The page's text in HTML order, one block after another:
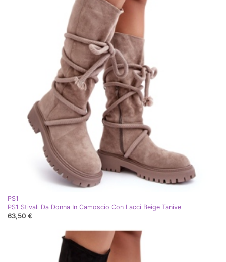
PS1
PS1 Stivali Da Donna In Camoscio Con Lacci Beige Tanive
63,50 €